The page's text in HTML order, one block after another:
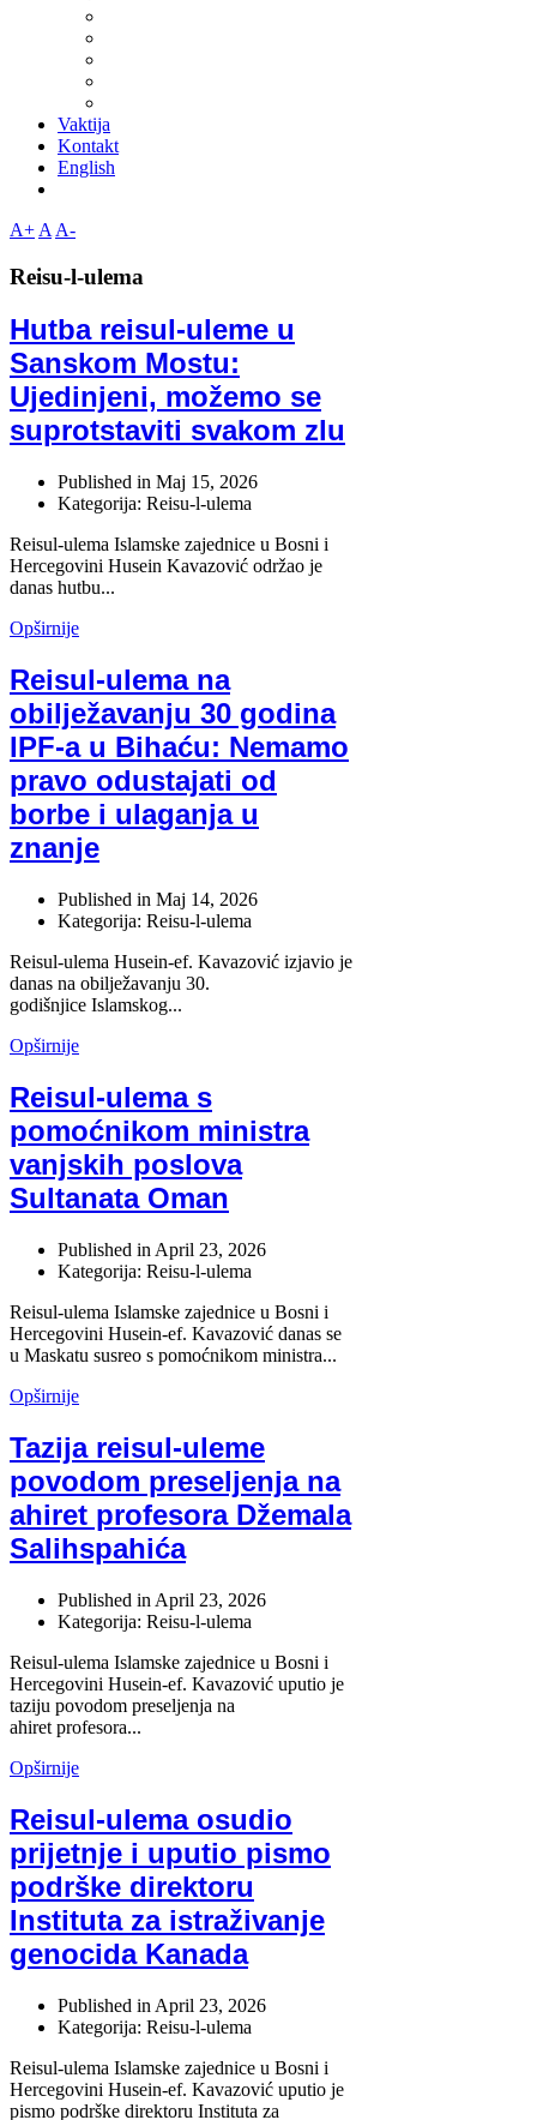
Vaktija
Kontakt
English
A+ A A-
Reisu-l-ulema
Hutba reisul-uleme u
Sanskom Mostu:
Ujedinjeni, možemo se
suprotstaviti svakom zlu
Published in Maj 15, 2026
Kategorija: Reisu-l-ulema
Reisul-ulema Islamske zajednice u Bosni i
Hercegovini Husein Kavazović održao je
danas hutbu...
Opširnije
Reisul-ulema na
obilježavanju 30 godina
IPF-a u Bihaću: Nemamo
pravo odustajati od
borbe i ulaganja u
znanje
Published in Maj 14, 2026
Kategorija: Reisu-l-ulema
Reisul-ulema Husein-ef. Kavazović izjavio je
danas na obilježavanju 30.
godišnjice Islamskog...
Opširnije
Reisul-ulema s
pomoćnikom ministra
vanjskih poslova
Sultanata Oman
Published in April 23, 2026
Kategorija: Reisu-l-ulema
Reisul-ulema Islamske zajednice u Bosni i
Hercegovini Husein-ef. Kavazović danas se
u Maskatu susreo s pomoćnikom ministra...
Opširnije
Tazija reisul-uleme
povodom preseljenja na
ahiret profesora Džemala
Salihspahića
Published in April 23, 2026
Kategorija: Reisu-l-ulema
Reisul-ulema Islamske zajednice u Bosni i
Hercegovini Husein-ef. Kavazović uputio je
taziju povodom preseljenja na
ahiret profesora...
Opširnije
Reisul-ulema osudio
prijetnje i uputio pismo
podrške direktoru
Instituta za istraživanje
genocida Kanada
Published in April 23, 2026
Kategorija: Reisu-l-ulema
Reisul-ulema Islamske zajednice u Bosni i
Hercegovini Husein-ef. Kavazović uputio je
pismo podrške direktoru Instituta za